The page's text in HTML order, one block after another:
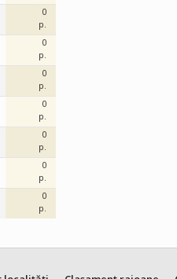
0
p.
0
p.
0
p.
0
p.
0
p.
0
p.
0
p.